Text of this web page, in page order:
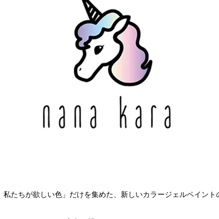
私たちが欲しい色」だけを集めた、新しいカラージェルペイント